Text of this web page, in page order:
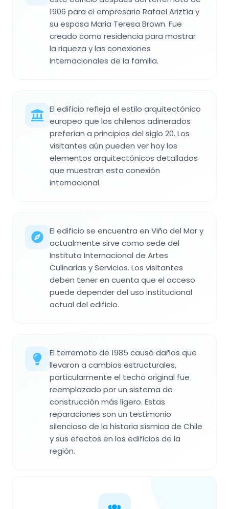
1906 para el empresario Rafael Ariztía y
su esposa Maria Teresa Brown. Fue
creado como residencia para mostrar
la riqueza y las conexiones
internacionales de la familia.
El edificio refleja el estilo arquitectónico
europeo que los chilenos adinerados
preferían a principios del siglo 20. Los
visitantes aún pueden ver hoy los
elementos arquitectónicos detallados
que muestran esta conexión
internacional.
El edificio se encuentra en Viña del Mar y
actualmente sirve como sede del
Instituto Internacional de Artes
Culinarias y Servicios. Los visitantes
deben tener en cuenta que el acceso
puede depender del uso institucional
actual del edificio.
El terremoto de 1985 causó daños que
llevaron a cambios estructurales,
particularmente el techo original fue
reemplazado por un sistema de
construcción más ligero. Estas
reparaciones son un testimonio
silencioso de la historia sísmica de Chile
y sus efectos en los edificios de la
región.